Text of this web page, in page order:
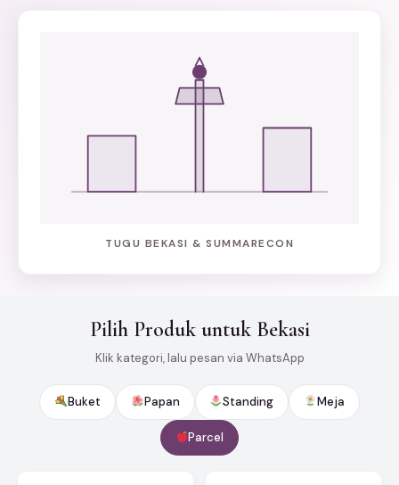
TUGU BEKASI & SUMMARECON
Pilih Produk untuk Bekasi
Klik kategori, lalu pesan via WhatsApp
Buket Papan Standing Meja
Parcel